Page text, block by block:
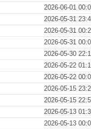
2026-06-01
2026-05-31
2026-05-31
2026-05-31
2026-05-30
2026-05-22
2026-05-22
2026-05-15
2026-05-15
2026-05-13
2026-05-13